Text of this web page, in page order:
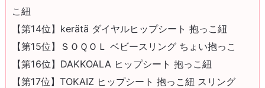
こ紐
【第14位】kerätä ダイヤルヒップシート 抱っこ紐
【第15位】ＳＯＱＯＬ ベビースリング ちょい抱っこ
【第16位】DAKKOALA ヒップシート 抱っこ紐
【第17位】TOKAIZ ヒップシート 抱っこ紐 スリング